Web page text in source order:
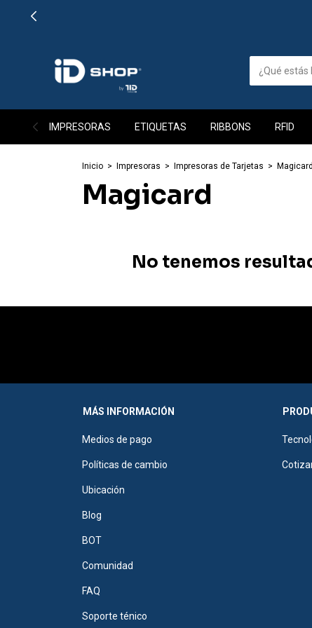
IMPRESORAS ETIQUETAS RIBBONS RFID
Inicio > Impresoras > Impresoras de Tarjetas > Magicard
Magicard
No tenemos
MÁS INFORMACIÓN
Medios de pago
Políticas de cambio
Ubicación
Blog
BOT
Comunidad
FAQ
Soporte ténico